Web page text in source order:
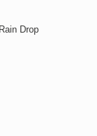
Drop